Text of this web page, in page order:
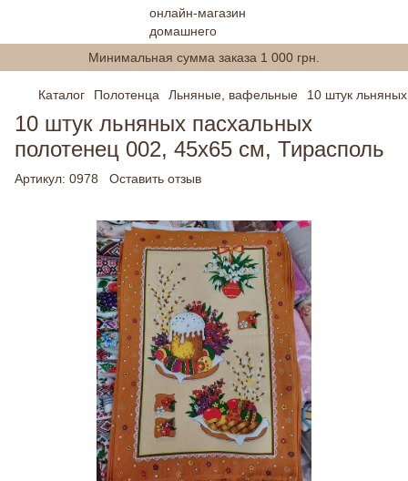
Минимальная сумма заказа 1 000 грн.
Каталог Полотенца Льняные, вафельные 10 штук
10 штук льняных пасхальных
полотенец 002, 45х65 см, Тирасполь
Артикул: 0978 Оставить отзыв